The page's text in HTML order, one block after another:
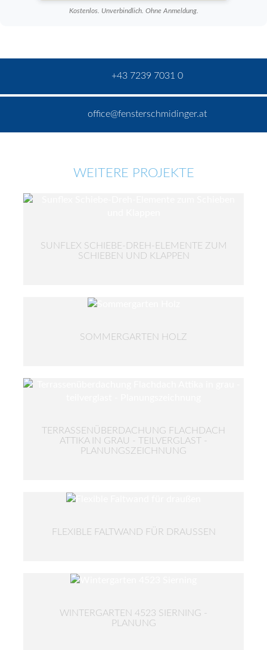
Kostenlos. Unverbindlich. Ohne Anmeldung.
+43 7239 7031 0
office@fensterschmidinger.at
WEITERE PROJEKTE
SUNFLEX SCHIEBE-DREH-ELEMENTE ZUM
SCHIEBEN UND KLAPPEN
SOMMERGARTEN HOLZ
TERRASSENÜBERDACHUNG FLACHDACH
ATTIKA IN GRAU - TEILVERGLAST -
PLANUNGSZEICHNUNG
FLEXIBLE FALTWAND FÜR DRAUSSEN
WINTERGARTEN 4523 SIERNING -
PLANUNG